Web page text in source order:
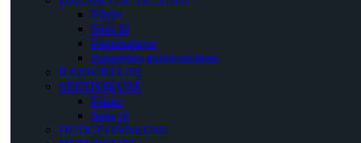
Filaire
Sans fil
Pneumatique
Plaquettes multifonctions
RAINUREUSE
SERTISSEUSE
Filaire
Sans fil
DUDGEONNEUSE